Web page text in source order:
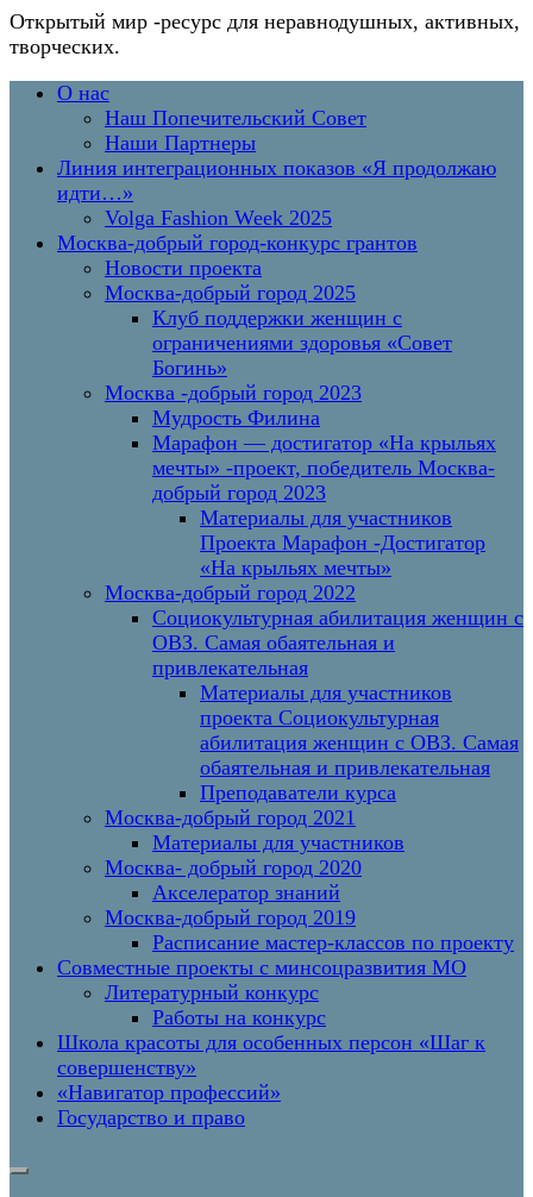
Открытый мир -ресурс для неравнодушных, активных,
творческих.
Перейти
содержимому
Основное
О нас
Наш Попечительский Совет
Наши Партнеры
Линия интеграционных показов «Я продолжаю
идти…»
Volga Fashion Week 2025
Москва-добрый город-конкурс грантов
Новости проекта
Москва-добрый город 2025
Клуб поддержки женщин с
ограничениями здоровья «Совет
Богинь»
Москва -добрый город 2023
Мудрость Филина
Марафон — достигатор «На крыльях
мечты» -проект, победитель Москва-
добрый город 2023
Материалы для участников
Проекта Марафон -Достигатор
«На крыльях мечты»
Москва-добрый город 2022
Социокультурная абилитация женщин с
ОВЗ. Самая обаятельная и
привлекательная
Материалы для участников
проекта Социокультурная
абилитация женщин с ОВЗ. Самая
обаятельная и привлекательная
Преподаватели курса
Москва-добрый город 2021
Материалы для участников
Москва- добрый город 2020
Акселератор знаний
Москва-добрый город 2019
Расписание мастер-классов по проекту
Совместные проекты с минсоцразвития МО
Литературный конкурс
Работы на конкурс
Школа красоты для особенных персон «Шаг к
совершенству»
«Навигатор профессий»
Государство и право